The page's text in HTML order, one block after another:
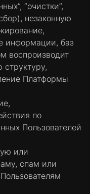
“очистки”,
незаконную
информации, баз
воспроизводит
структуру,
Платформы
по
Пользователей
или
спам или
и чтобы
эффективность
обычно
Пользователя
но с
файлы cookie
сторонние
к
словами,
собирают
о